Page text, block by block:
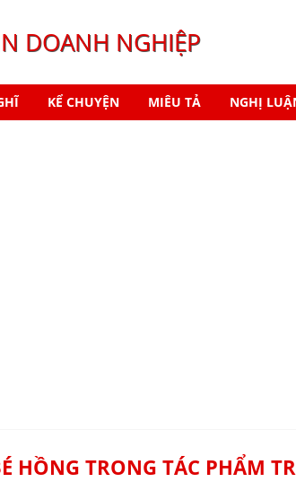
DOANH NGHIỆP
KỂ CHUYỆN MIÊU TẢ NGHỊ
HỒNG TRONG TÁC PHẨM